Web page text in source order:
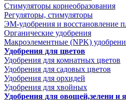
Стимуляторы корнеобразования
Регуляторы, стимуляторы
ЭМ-удобрения и восстановление
Органические удобрения
Макроэлементные (NPK)
Удобрения для цветов
Удобрения для комнатных цветов
Удобрения для садовых цветов
Удобрения для орхидей
Удобрения для хвойных
Удобрения для овощей,зелени и